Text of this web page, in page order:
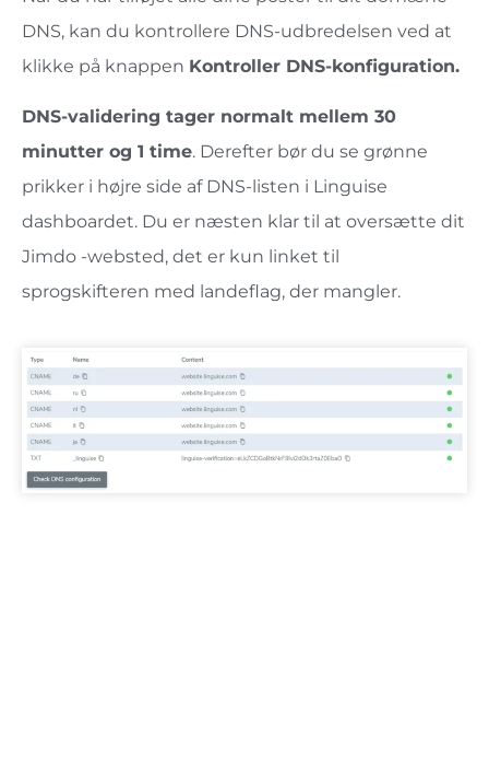
DNS, kan du kontrollere DNS-udbredelsen ved at
klikke på knappen Kontroller DNS-konfiguration.
DNS-validering tager normalt mellem 30
minutter og 1 time. Derefter bør du se grønne
prikker i højre side af DNS-listen i Linguise
dashboardet. Du er næsten klar til at oversætte dit
Jimdo -websted, det er kun linket til
sprogskifteren med landeflag, der mangler.